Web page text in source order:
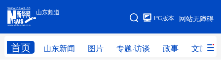
山东频道
网站无障碍
PC版本
首页 山东新闻 图片 专题·访谈 政事 文旅
手机版
网站地图